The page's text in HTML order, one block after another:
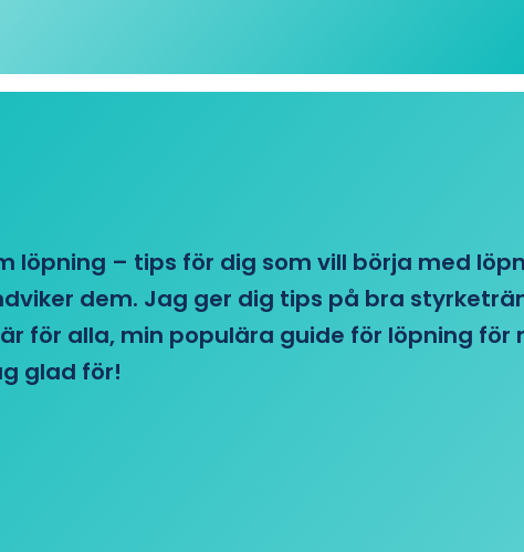
löpning – tips för dig som vill börja med
dem. Jag ger dig tips på bra
för alla, min populära guide för löpning
glad för!